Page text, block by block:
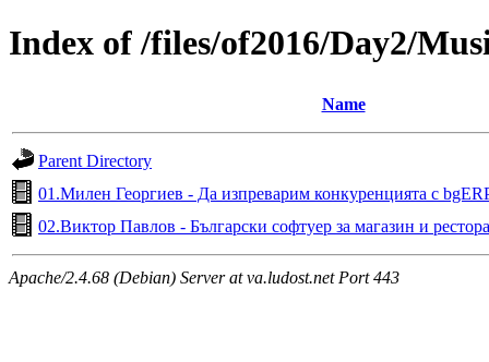
Index of /files/of2016/Day2/
Name
Parent Directory
01.Милен Георгиев - Да изпреварим конкуренцията с
02.Виктор Павлов - Български софтуер за магазин и
Apache/2.4.68 (Debian) Server at va.ludost.net Port 443